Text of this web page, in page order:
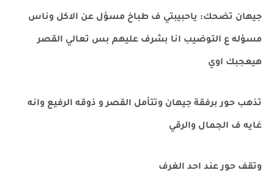
جيهان تضحك: ياحبيبتي ف طباخ مسؤل عن الاكل وناس
مسؤله ع التوضيب انا بشرف عليهم بس تعالي القصر
هيعجبك اوي
تذهب حور برفقة جيهان وتتأمل القصر و ذوقه الرفيع وانه
غايه ف الجمال والرقي
وتقف حور عند احد الغرف